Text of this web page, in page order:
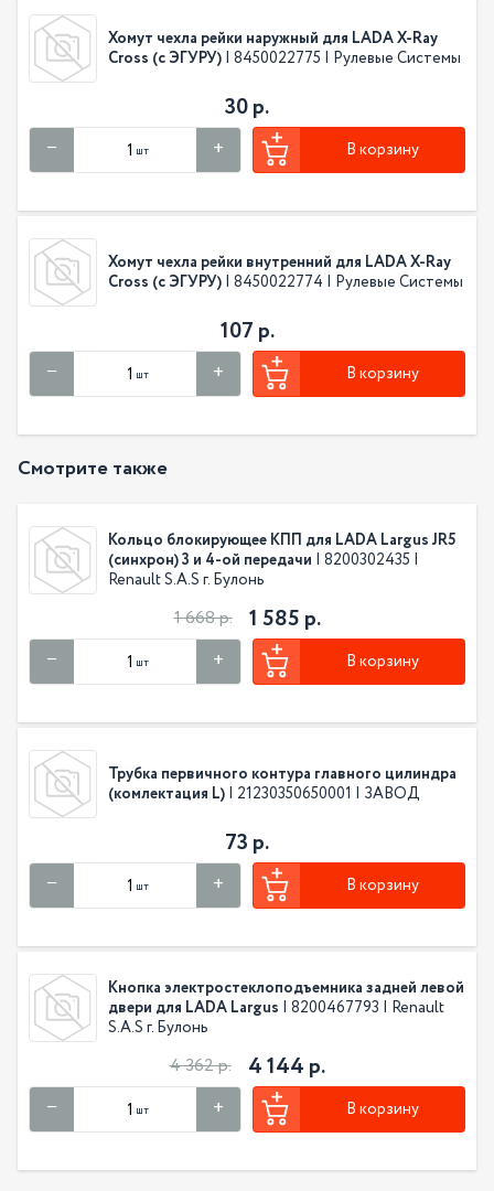
Хомут чехла рейки наружный для LADA X-Ray
Cross (с ЭГУРУ) | 8450022775 | Рулевые Системы
30 р.
шт В корзину
Хомут чехла рейки внутренний для LADA X-Ray
Cross (с ЭГУРУ) | 8450022774 | Рулевые Системы
107 р.
шт В корзину
Смотрите также
Кольцо блокирующее КПП для LADA Largus JR5
(синхрон) 3 и 4-ой передачи | 8200302435 |
Renault S.A.S г. Булонь
1 668 р. 1 585 р.
шт В корзину
Трубка первичного контура главного цилиндра
(комлектация L) | 21230350650001 | ЗАВОД
73 р.
шт В корзину
Кнопка электростеклоподъемника задней левой
двери для LADA Largus | 8200467793 | Renault
S.A.S г. Булонь
4 362 р. 4 144 р.
шт В корзину